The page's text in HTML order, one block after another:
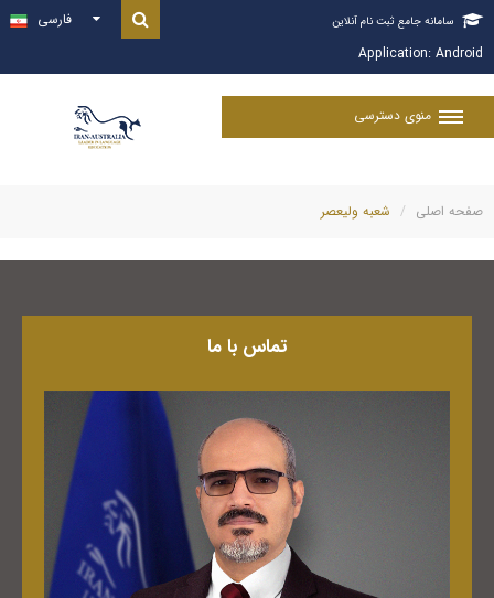
سامانه جامع ثبت نام آنلاین
Application: Android
فارسی 
منوی دسترسی
صفحه اصلی شعبه ولیعصر
تماس با ما